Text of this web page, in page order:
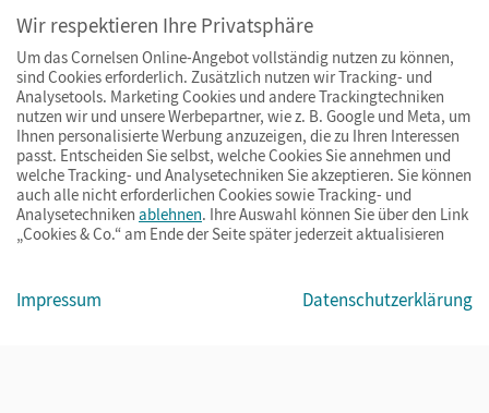
© Cornelsen Verlag 2026
ImpressumAGBDatenschutzBarrierefreiheitCookies & Co.
Wir respektieren Ihre Privatsphäre
Um das Cornelsen Online-Angebot vollständig nutzen zu können,
sind Cookies erforderlich. Zusätzlich nutzen wir Tracking- und
Analysetools. Marketing Cookies und andere Trackingtechniken
nutzen wir und unsere Werbepartner, wie z. B. Google und Meta, um
Ihnen personalisierte Werbung anzuzeigen, die zu Ihren Interessen
passt. Entscheiden Sie selbst, welche Cookies Sie annehmen und
welche Tracking- und Analysetechniken Sie akzeptieren. Sie können
auch alle nicht erforderlichen Cookies sowie Tracking- und
Analysetechniken ablehnen. Ihre Auswahl können Sie über den Link
„Cookies & Co.“ am Ende der Seite später jederzeit aktualisieren
Impressum Datenschutzerklärung